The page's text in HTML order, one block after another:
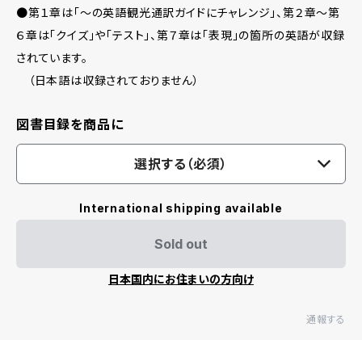
●第１章は「〜の英語観光通訳ガイドにチャレンジ」、第２章〜第
６章は「クイズ」や「テスト」、第７章は「表現」の箇所の英語が収録
されています。
（日本語は収録されておりません）
図書目録を商品に
選択する（必須）
International shipping available
Sold out
日本国内にお住まいの方向け
通報する